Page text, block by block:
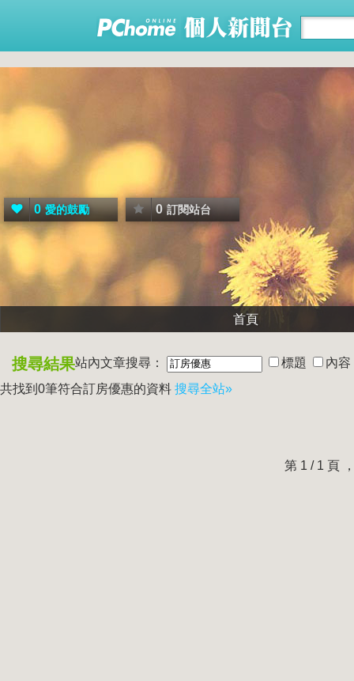
0 愛的鼓勵 0 訂閱站台
首頁
搜尋結果站內文章搜尋： 標題
內容
共找到0筆符合訂房優惠的資料 搜尋全站»
第 1 / 1